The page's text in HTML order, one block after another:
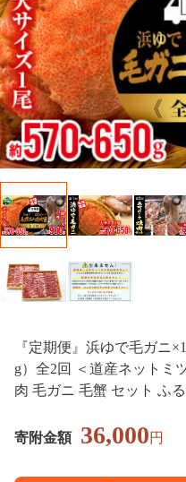
『定期便』浜ゆで毛ガニ
g）全2回 ＜道産ネットミ
肉 毛ガニ 毛蟹 セット ふ
寄附金額 36,000円